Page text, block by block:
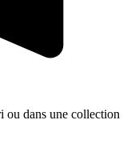
ou dans une collection